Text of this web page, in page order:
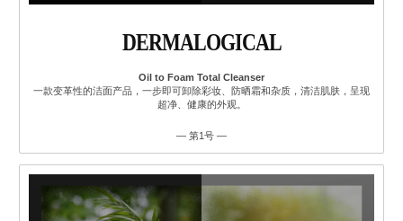
DERMALOGICAL
Oil to Foam Total Cleanser
一款变革性的洁面产品，一步即可卸除彩妆、防晒霜和杂质，清洁肌肤，呈现
超净、健康的外观。
— 第1号 —